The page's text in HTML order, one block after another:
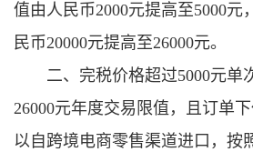
值由人民币2000元提高至5000元
民币20000元提高至26000元。
二、完税价格超过5000元单
26000元年度交易限值，且订单
以自跨境电商零售渠道进口，按